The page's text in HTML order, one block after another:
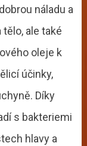
náladu a
ale také
oleje k
účinky,
Díky
s bakteriemi
hlavy a